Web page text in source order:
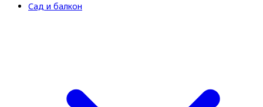
Сад и балкон